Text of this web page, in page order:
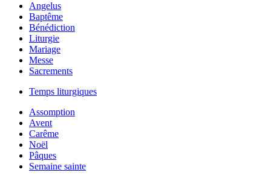
Angelus
Baptême
Bénédiction
Liturgie
Mariage
Messe
Sacrements
Temps liturgiques
Assomption
Avent
Carême
Noël
Pâques
Semaine sainte